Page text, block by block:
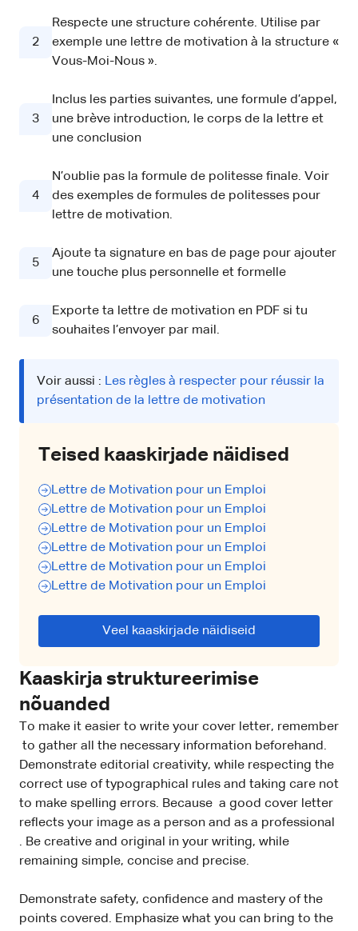
2
Respecte une structure cohérente. Utilise par
exemple une lettre de motivation à la structure «
Vous-Moi-Nous ».
3
Inclus les parties suivantes, une formule d’appel,
une brève introduction, le corps de la lettre et
une conclusion
4
N’oublie pas la formule de politesse finale. Voir
des exemples de formules de politesses pour
lettre de motivation.
5
Ajoute ta signature en bas de page pour ajouter
une touche plus personnelle et formelle
6
Exporte ta lettre de motivation en PDF si tu
souhaites l’envoyer par mail.
Voir aussi : Les règles à respecter pour réussir la
présentation de la lettre de motivation
Teised kaaskirjade näidised
Lettre de Motivation pour un Emploi
Lettre de Motivation pour un Emploi
Lettre de Motivation pour un Emploi
Lettre de Motivation pour un Emploi
Lettre de Motivation pour un Emploi
Lettre de Motivation pour un Emploi
Veel kaaskirjade näidiseid
Kaaskirja struktureerimise
nõuanded
To make it easier to write your cover letter, remember
to gather all the necessary information beforehand.
Demonstrate editorial creativity, while respecting the
correct use of typographical rules and taking care not
to make spelling errors. Because a good cover letter
reflects your image as a person and as a professional
. Be creative and original in your writing, while
remaining simple, concise and precise.
Demonstrate safety, confidence and mastery of the
points covered. Emphasize what you can bring to the